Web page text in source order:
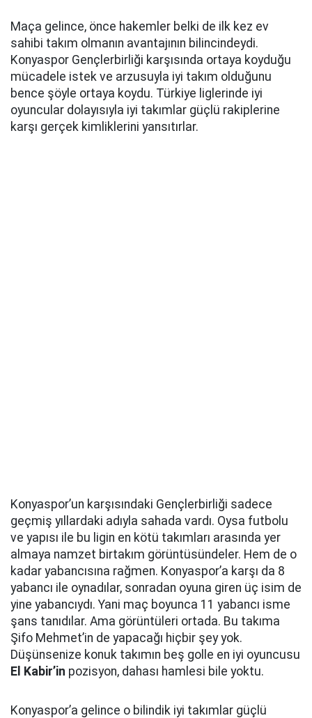
Maça gelince, önce hakemler belki de ilk kez ev
sahibi takım olmanın avantajının bilincindeydi.
Konyaspor Gençlerbirliği karşısında ortaya koyduğu
mücadele istek ve arzusuyla iyi takım olduğunu
bence şöyle ortaya koydu. Türkiye liglerinde iyi
oyuncular dolayısıyla iyi takımlar güçlü rakiplerine
karşı gerçek kimliklerini yansıtırlar.
Konyaspor’un karşısındaki Gençlerbirliği sadece
geçmiş yıllardaki adıyla sahada vardı. Oysa futbolu
ve yapısı ile bu ligin en kötü takımları arasında yer
almaya namzet birtakım görüntüsündeler. Hem de o
kadar yabancısına rağmen. Konyaspor’a karşı da 8
yabancı ile oynadılar, sonradan oyuna giren üç isim de
yine yabancıydı. Yani maç boyunca 11 yabancı isme
şans tanıdılar. Ama görüntüleri ortada. Bu takıma
Şifo Mehmet’in de yapacağı hiçbir şey yok.
Düşünsenize konuk takımın beş golle en iyi oyuncusu
El Kabir’in pozisyon, dahası hamlesi bile yoktu.
Konyaspor’a gelince o bilindik iyi takımlar güçlü